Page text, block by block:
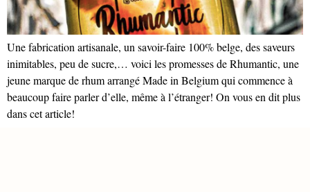
Une fabrication artisanale, un savoir-faire 100% belge, des saveurs
inimitables, peu de sucre,… voici les promesses de Rhumantic, une
jeune marque de rhum arrangé Made in Belgium qui commence à
beaucoup faire parler d’elle, même à l’étranger! On vous en dit plus
dans cet article!